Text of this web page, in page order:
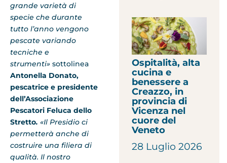
grande varietà di
specie che durante
tutto l’anno vengono
pescate variando
tecniche e
strumenti» sottolinea
Antonella Donato,
pescatrice e presidente
dell’Associazione
Pescatori Feluca dello
Stretto. «Il Presidio ci
permetterà anche di
costruire una filiera di
qualità. Il nostro
Ospitalità, alta
cucina e
benessere a
Creazzo, in
provincia di
Vicenza nel
cuore del
Veneto
28 Luglio 2026